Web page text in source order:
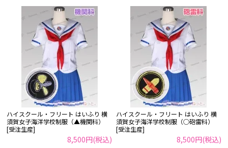
ハイスクール・フリート はいふり 横
須賀女子海洋学校制服（▲機関科）
[受注生産]
8,500円(税込)
ハイスクール・フリート はいふり 横
須賀女子海洋学校制服（○砲雷科）
[受注生産]
8,500円(税込)